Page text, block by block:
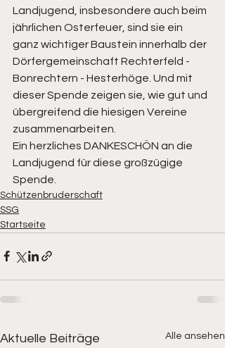
Landjugend, insbesondere auch beim
jährlichen Osterfeuer, sind sie ein
ganz wichtiger Baustein innerhalb der
Dörfergemeinschaft Rechterfeld -
Bonrechtern - Hesterhöge. Und mit
dieser Spende zeigen sie, wie gut und
übergreifend die hiesigen Vereine
zusammenarbeiten.
Ein herzliches DANKESCHÖN an die
Landjugend für diese großzügige
Spende.
Schützenbruderschaft
SSG
Startseite
Aktuelle Beiträge Alle ansehen